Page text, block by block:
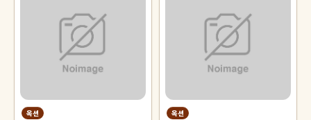
옥션 옥션